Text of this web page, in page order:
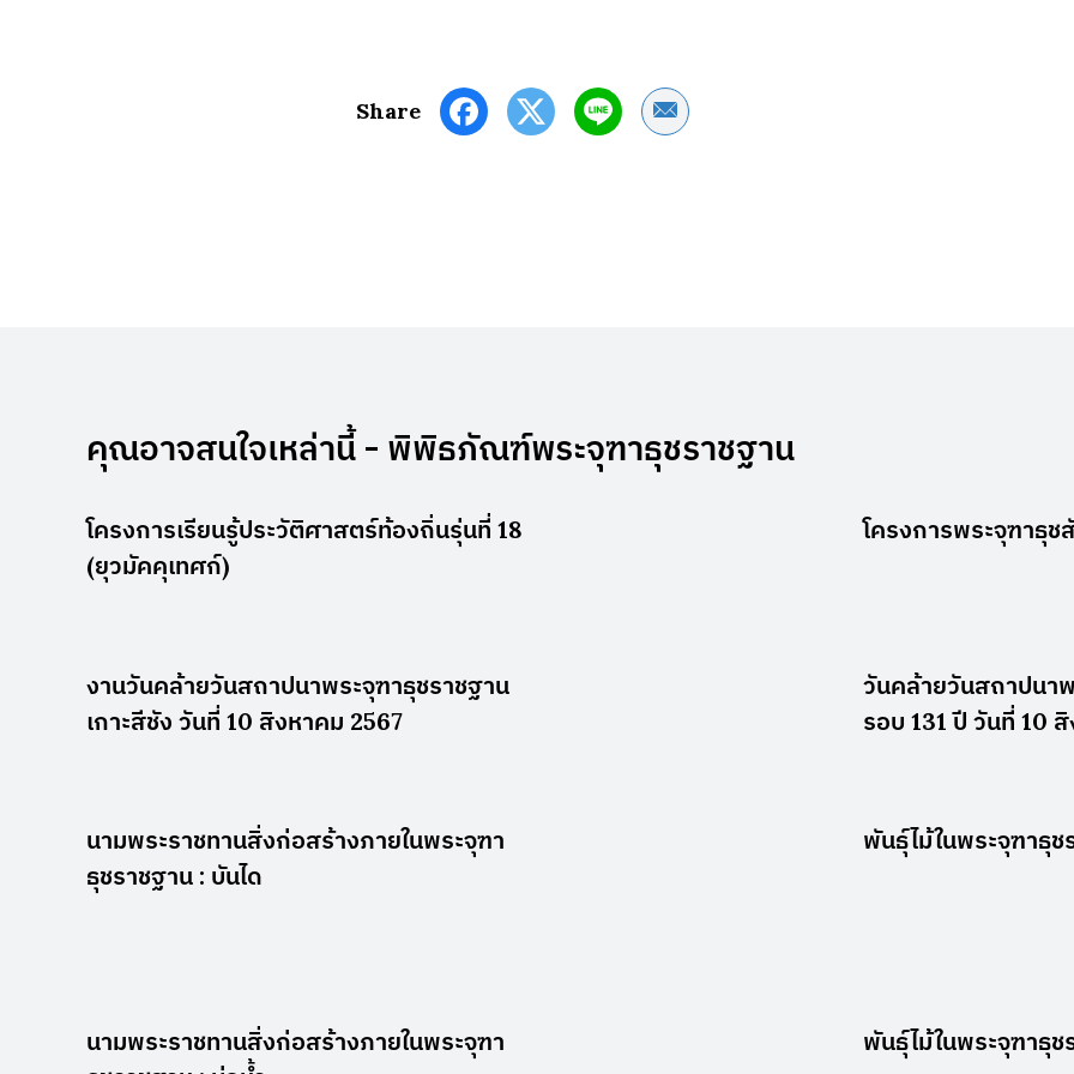
Share Share by Email
คุณอาจสนใจเหล่านี้ - พิพิธภัณฑ์พระจุฑาธุชราชฐาน
โครงการเรียนรู้ประวัติศาสตร์ท้องถิ่นรุ่นที่ 18
(ยุวมัคคุเทศก์)
โครงการพระจุฑาธุ
งานวันคล้ายวันสถาปนาพระจุฑาธุชราชฐาน
เกาะสีชัง วันที่ 10 สิงหาคม 2567
วันคล้ายวันสถาปนา
รอบ 131 ปี วันที่ 10
นามพระราชทานสิ่งก่อสร้างภายในพระจุฑา
ธุชราชฐาน : บันได
พันธุ์ไม้ในพระจุฑาธุช
นามพระราชทานสิ่งก่อสร้างภายในพระจุฑา
พันธุ์ไม้ในพระจุฑาธุช